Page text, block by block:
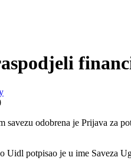
savezu odobrena je Prijava za
Uidl potpisao je u ime Saveza